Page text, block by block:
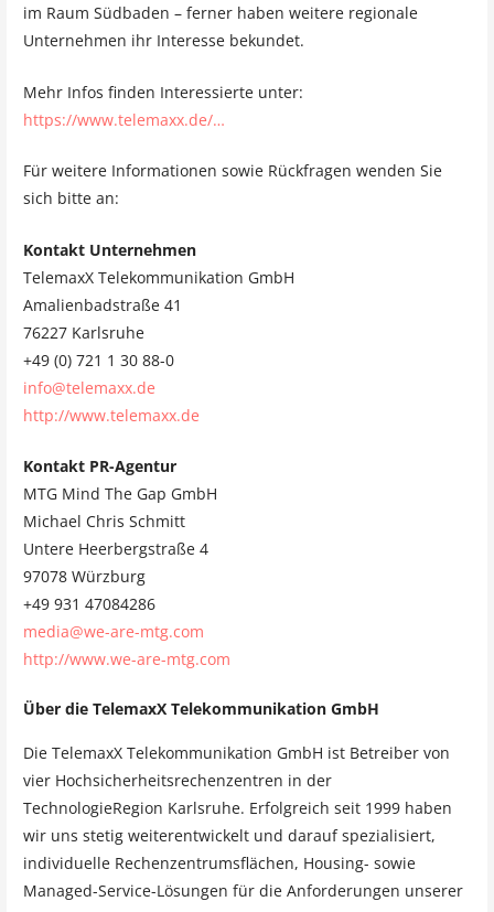
im Raum Südbaden – ferner haben weitere regionale
Unternehmen ihr Interesse bekundet.
Mehr Infos finden Interessierte unter:
https://www.telemaxx.de/…
Für weitere Informationen sowie Rückfragen wenden Sie
sich bitte an:
Kontakt Unternehmen
TelemaxX Telekommunikation GmbH
Amalienbadstraße 41
76227 Karlsruhe
+49 (0) 721 1 30 88-0
info@telemaxx.de
http://www.telemaxx.de
Kontakt PR-Agentur
MTG Mind The Gap GmbH
Michael Chris Schmitt
Untere Heerbergstraße 4
97078 Würzburg
+49 931 47084286
media@we-are-mtg.com
http://www.we-are-mtg.com
Über die TelemaxX Telekommunikation GmbH
Die TelemaxX Telekommunikation GmbH ist Betreiber von
vier Hochsicherheitsrechenzentren in der
TechnologieRegion Karlsruhe. Erfolgreich seit 1999 haben
wir uns stetig weiterentwickelt und darauf spezialisiert,
individuelle Rechenzentrumsflächen, Housing- sowie
Managed-Service-Lösungen für die Anforderungen unserer